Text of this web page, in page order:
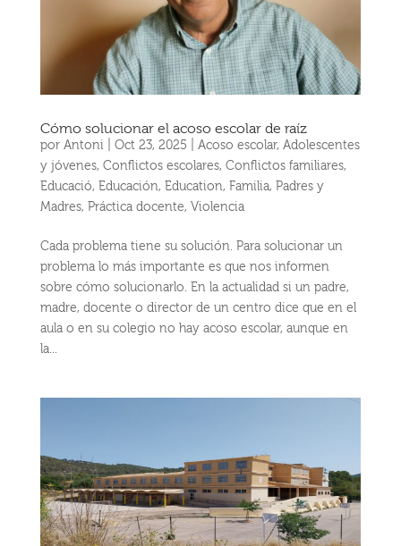
Cómo solucionar el acoso escolar de raíz
por Antoni Oct 23, 2025 Acoso escolar, Adolescentes
y jóvenes, Conflictos escolares, Conflictos familiares,
Educació, Educación, Education, Familia, Padres y
Madres, Práctica docente, Violencia
Cada problema tiene su solución. Para solucionar un
problema lo más importante es que nos informen
sobre cómo solucionarlo. En la actualidad si un padre,
madre, docente o director de un centro dice que en el
aula o en su colegio no hay acoso escolar, aunque en
la...